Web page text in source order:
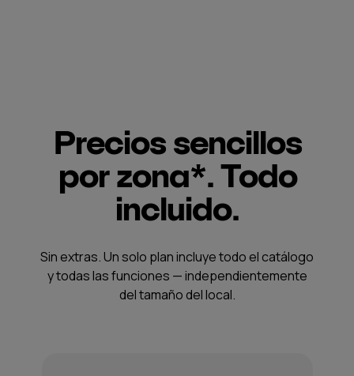
Precios sencillos
por zona*. Todo
incluido.
Sin extras. Un solo plan incluye todo el catálogo
y todas las funciones — independientemente
del tamaño del local.